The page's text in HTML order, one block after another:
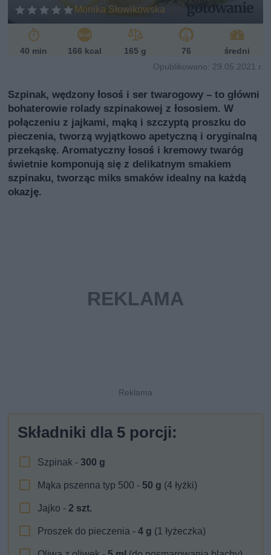
Monika Słowikowska
40 min 166 kcal 165 g 76
średni
Opublikowano: 29.05.2021 r.
Szpinak, wędzony łosoś i ser twarogowy – to główni
bohaterowie rolady szpinakowej z łososiem. W
połączeniu z jajkami, mąką i szczyptą proszku do
pieczenia, tworzą wyjątkowo apetyczną i oryginalną
przekąskę. Aromatyczny łosoś i kremowy twaróg
świetnie komponują się z delikatnym smakiem
szpinaku, tworząc miks smaków idealny na każdą
okazję.
Składniki dla 5 porcji:
Szpinak -300 g
Mąka pszenna typ 500 - 50 g (4 łyżki)
Jajko -2 szt.
Proszek do pieczenia -4 g (1 łyżeczka)